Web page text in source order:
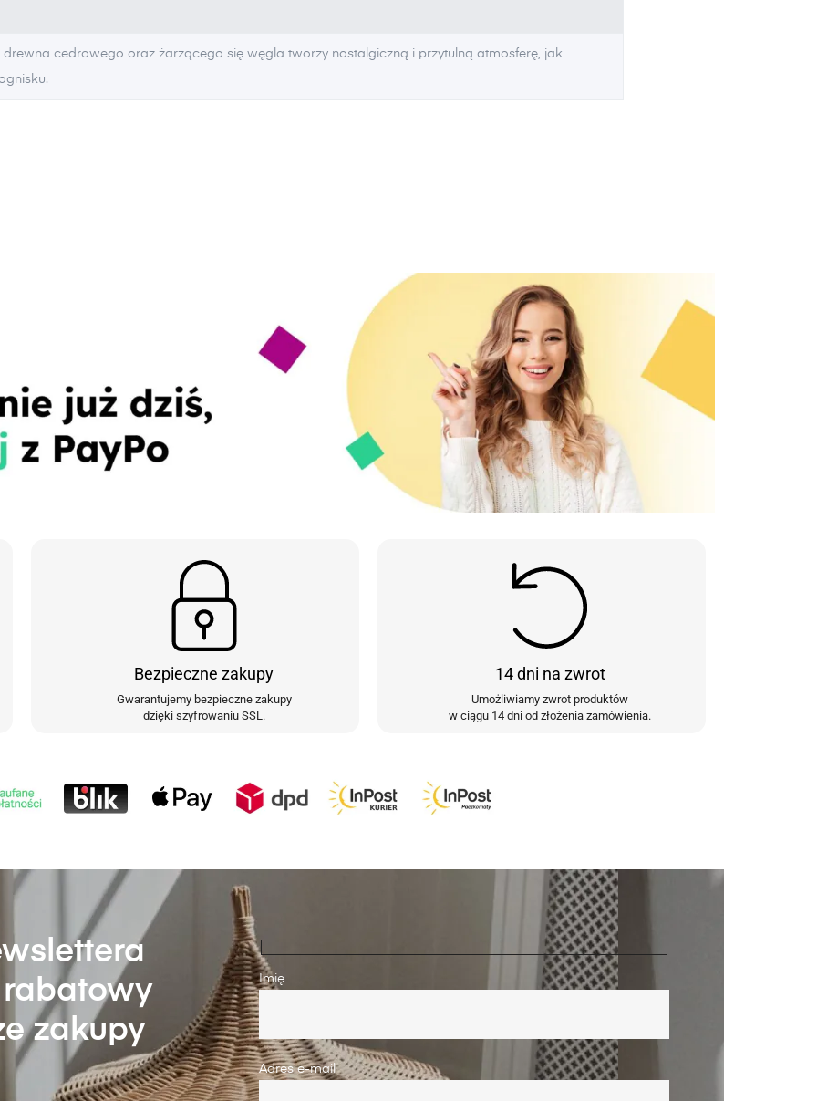
drewna cedrowego oraz żarzącego się węgla tworzy nostalgiczną i przytulną atmosferę, jak
Bezpieczne zakupy
Gwarantujemy bezpieczne zakupy
dzięki szyfrowaniu SSL.
14 dni na zwrot
Umożliwiamy zwrot produktów
w ciągu 14 dni od złożenia zamówienia.
zakupy
Imię
Adres e-mail